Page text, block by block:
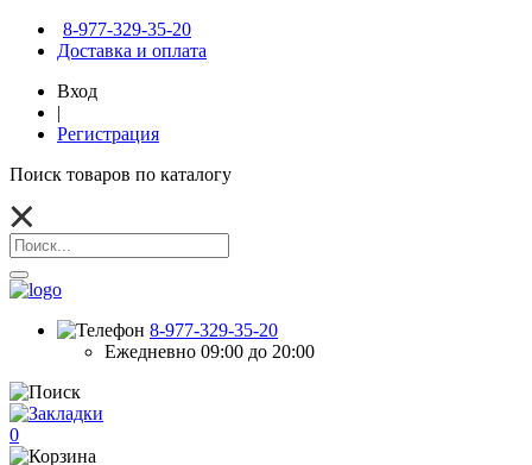
8-977-329-35-20
Доставка и оплата
Вход
|
Регистрация
Поиск товаров по каталогу
8-977-329-35-20
Ежедневно 09:00 до 20:00
0